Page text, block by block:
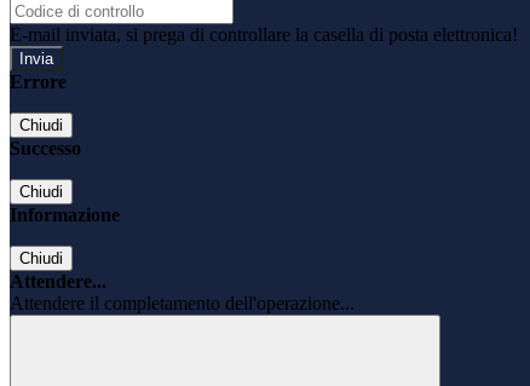
E-mail inviata, si prega di controllare la casella di posta elettronica!
Errore
Chiudi
Successo
Chiudi
Informazione
Chiudi
Attendere...
Attendere il completamento dell'operazione...